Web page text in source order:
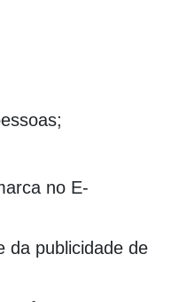
no E-
da publicidade de